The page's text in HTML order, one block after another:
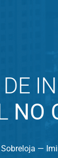
NO
Sobreloja —